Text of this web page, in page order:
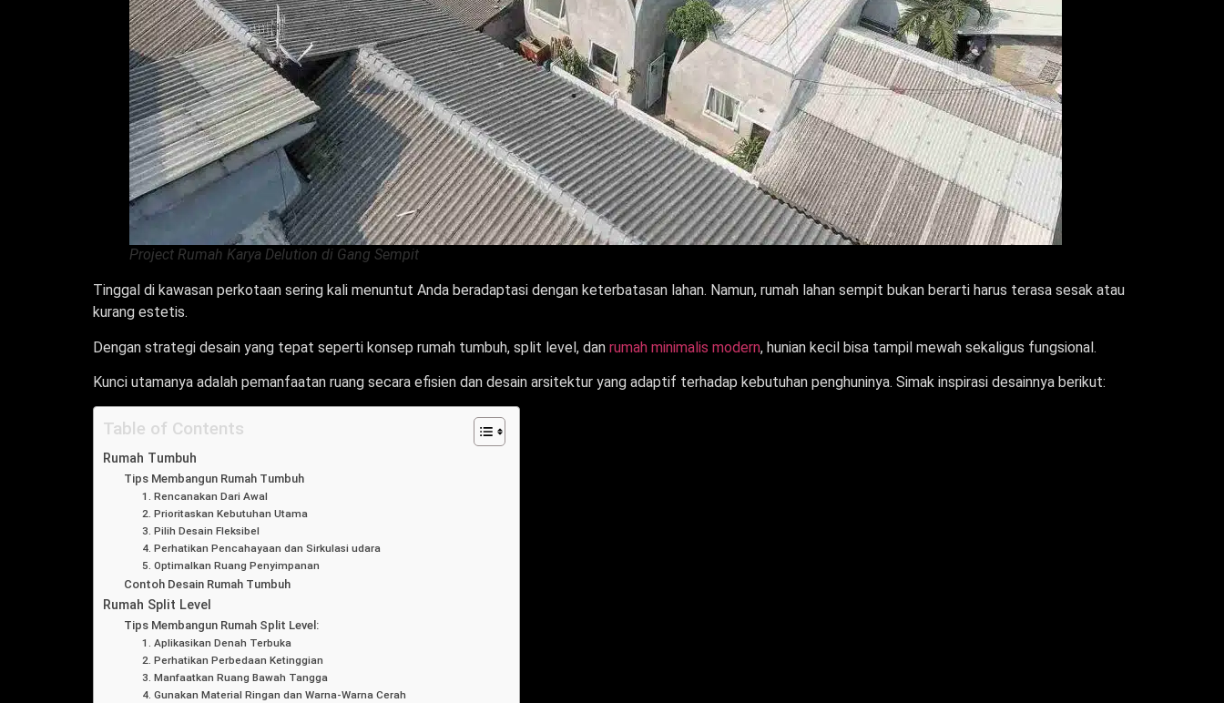
Project Rumah Karya Delution di Gang Sempit
Tinggal di kawasan perkotaan sering kali menuntut Anda beradaptasi dengan keterbatasan lahan. Namun, rumah lahan sempit bukan berarti harus terasa sesak atau
kurang estetis.
Dengan strategi desain yang tepat seperti konsep rumah tumbuh, split level, dan rumah minimalis modern, hunian kecil bisa tampil mewah sekaligus fungsional.
Kunci utamanya adalah pemanfaatan ruang secara efisien dan desain arsitektur yang adaptif terhadap kebutuhan penghuninya. Simak inspirasi desainnya berikut:
Table of Contents
Rumah Tumbuh
Tips Membangun Rumah Tumbuh
1. Rencanakan Dari Awal
2. Prioritaskan Kebutuhan Utama
3. Pilih Desain Fleksibel
4. Perhatikan Pencahayaan dan Sirkulasi udara
5. Optimalkan Ruang Penyimpanan
Contoh Desain Rumah Tumbuh
Rumah Split Level
Tips Membangun Rumah Split Level:
1. Aplikasikan Denah Terbuka
2. Perhatikan Perbedaan Ketinggian
3. Manfaatkan Ruang Bawah Tangga
4. Gunakan Material Ringan dan Warna-Warna Cerah